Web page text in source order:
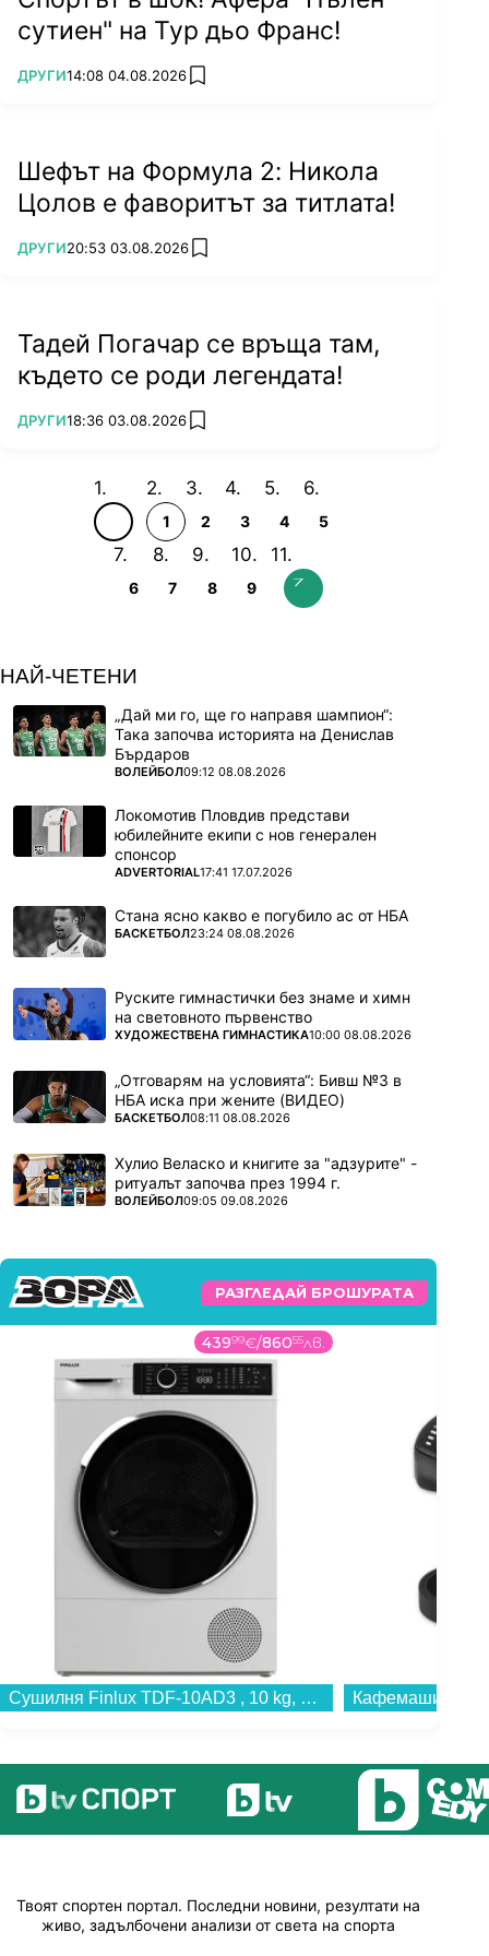
Светлана Гаврилюк.
Докладът на пожарната служба в Сиатъл
показва, че той, след като е видял "твърде
пияна" жена в стаята, се е обадил на 911 и е
В същото време дамата се държала
агресивно - във фоайето тя влязла в конфликт
с охраната на хотела, а също така ударила
човек от медицинския щаб на Колорадо.
Последният е отказал да повдигне обвинение
сутиен" на Тур дьо Франс!
ПОВЕЧЕ ОТ
ДРУГИ14:08 04.08.2026 add favorites
Шефът на Формула 2: Никола
Цолов е фаворитът за титлата!
ПОВЕЧЕ ОТ
ДРУГИ20:53 03.08.2026 add favorites
Тадей Погачар се връща там,
където се роди легендата!
ПОВЕЧЕ ОТ
ДРУГИ18:36 03.08.2026 add favorites
1 2 3 4 5
6 7 8 9
НАЙ-ЧЕТЕНИ
„Дай ми го, ще го направя шампион“:
Така започва историята на Денислав
Бърдаров
ПОВЕЧЕ ОТ
ВОЛЕЙБОЛ09:12 08.08.2026
Локомотив Пловдив представи
юбилейните екипи с нов генерален
спонсор
ПОВЕЧЕ ОТ
ADVERTORIAL17:41 17.07.2026
Стана ясно какво е погубило ас от НБА
ПОВЕЧЕ ОТ
БАСКЕТБОЛ23:24 08.08.2026
Руските гимнастички без знаме и химн
на световното първенство
ПОВЕЧЕ ОТ
ХУДОЖЕСТВЕНА ГИМНАСТИКА10:00 08.08.2026
„Отговарям на условията“: Бивш №3 в
НБА иска при жените (ВИДЕО)
ПОВЕЧЕ ОТ
БАСКЕТБОЛ08:11 08.08.2026
Хулио Веласко и книгите за "адзурите" -
ритуалът започва през 1994 г.
ПОВЕЧЕ ОТ
ВОЛЕЙБОЛ09:05 09.08.2026
РАЗГЛЕДАЙ БРОШУРАТА
43999€/86055лв.
Сушилня Finlux TDF-10AD3 , 10 kg, E , Бял...
Твоят спортен портал. Последни новини, резултати на
живо, задълбочени анализи от света на спорта